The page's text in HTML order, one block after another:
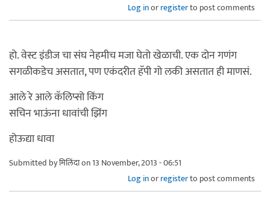
Log inorregisterto post comments
हो. वेस्ट इंडीज चा संघ नेहमीच मजा घेतो खेळाची. एक दोन गणंग
सगळीकडेच असतात, पण एकंदरीत हॅपी गो लकी असतात ही माणसं.
आले रे आले कॅलिप्सो किंग
सचिन भाऊंना धावांची झिंग
होऊद्या धावा
Submitted byमिलिंदाon 13 November, 2013 - 06:51
Log inorregisterto post comments